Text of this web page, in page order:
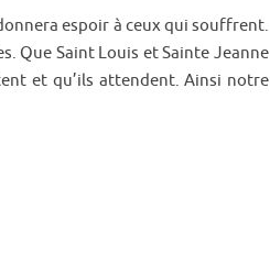
espoir à ceux qui souffrent.
Que Saint Louis et Sainte Jeanne
et qu’ils attendent. Ainsi notre